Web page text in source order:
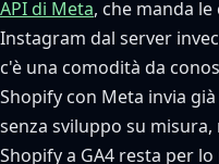
API di Meta, che manda
Instagram dal server
c'è una comodità da
Shopify con Meta invia
senza sviluppo su
Shopify a GA4 resta per